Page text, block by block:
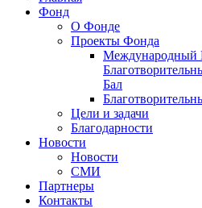
Фонд
О Фонде
Проекты Фонда
Международный
Бал
Цели и задачи
Благодарности
Новости
Новости
СМИ
Партнеры
Контакты